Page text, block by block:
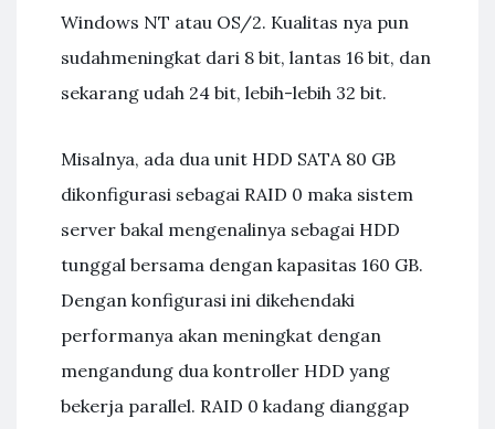
Windows NT atau OS/2. Kualitas nya pun
sudahmeningkat dari 8 bit, lantas 16 bit, dan
sekarang udah 24 bit, lebih-lebih 32 bit.
Misalnya, ada dua unit HDD SATA 80 GB
dikonfigurasi sebagai RAID 0 maka sistem
server bakal mengenalinya sebagai HDD
tunggal bersama dengan kapasitas 160 GB.
Dengan konfigurasi ini dikehendaki
performanya akan meningkat dengan
mengandung dua kontroller HDD yang
bekerja parallel. RAID 0 kadang dianggap